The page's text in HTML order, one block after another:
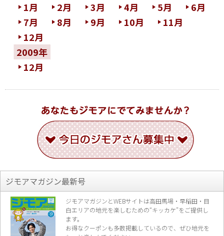
1月
2月 3月 4月 5月
6月
7月
8月 9月 10月
11月
12月
2009年
12月
ジモアマガジン最新号
ジモアマガジンとWEBサイトは高田馬場・早稲田・目
白エリアの地元を楽しむための“キッカケ”をご提供し
ます。
お得なクーポンも多数掲載しているので、 ぜひ地元を